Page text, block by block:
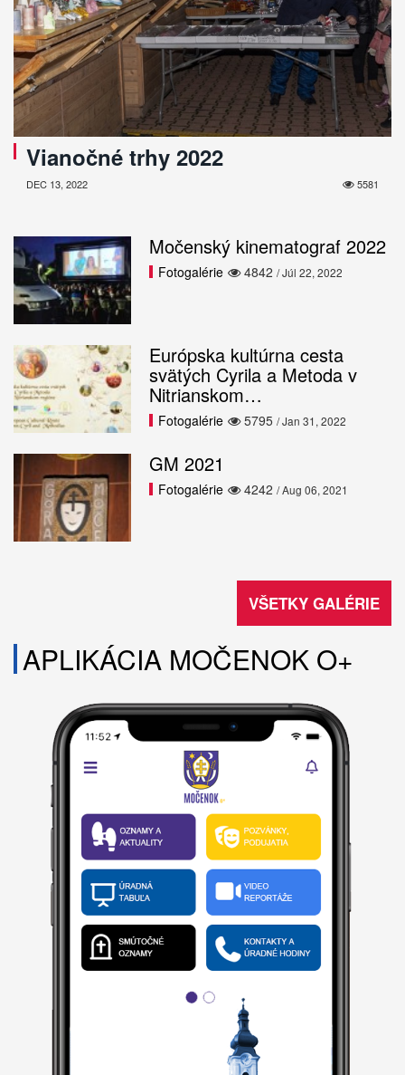
Vianočné trhy 2022
5581
DEC 13, 2022
Močenský kinematograf 2022
4842
Fotogalérie / Júl 22, 2022
Európska kultúrna cesta
svätých Cyrila a Metoda v
Nitrianskom…
5795
Fotogalérie / Jan 31, 2022
GM 2021
4242
Fotogalérie / Aug 06, 2021
VŠETKY GALÉRIE
APLIKÁCIA MOČENOK O+